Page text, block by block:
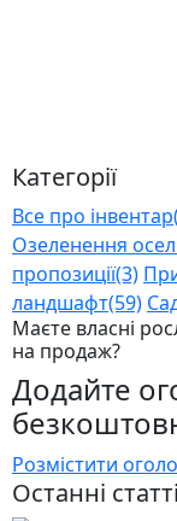
Категорії
Все про інвентар
Озеленення
пропозиції(3)
ландшафт(59)
Маєте власні
на продаж?
Додайте
Розмістити
Останні статті